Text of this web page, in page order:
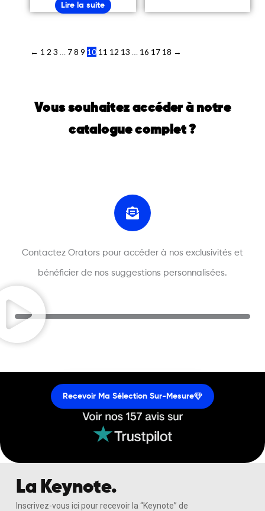
Lire la suite
← 1 2 3 … 78 9 10 11 12 13 … 16 17 18 →
Vous souhaitez accéder à notre
catalogue complet ?
Contactez Orators pour accéder à nos exclusivités et
bénéficier de nos suggestions personnalisées.
Recevoir Ma Sélection Sur-Mesure
La Keynote.
Inscrivez-vous ici pour recevoir la “Keynote” de